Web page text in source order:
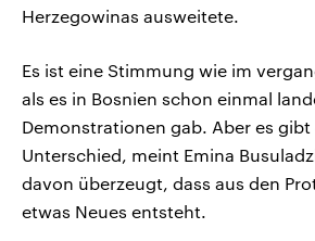
Herzegowinas ausweitete.
Es ist eine Stimmung wie im
als es in Bosnien schon einmal
Demonstrationen gab. Aber es gibt
Unterschied, meint Emina
davon überzeugt, dass aus den
etwas Neues entsteht.